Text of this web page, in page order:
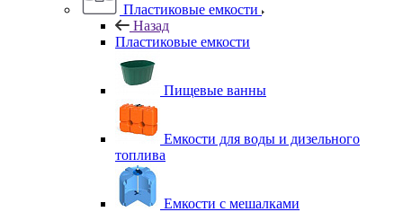
Пластиковые емкости
Назад
Пластиковые емкости
Пищевые ванны
Емкости для воды и дизельного
топлива
Емкости с мешалками